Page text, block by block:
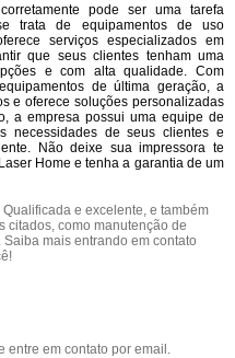
pode ser uma tarefa
trata de equipamentos de uso
serviços especializados em
que seus clientes tenham uma
e com alta qualidade. Com
de última geração, a
e oferece soluções personalizadas
a empresa possui uma equipe de
necessidades de seus clientes e
Não deixe sua impressora te
Home e tenha a garantia de um
e excelente, e também
citados, como manutenção de
mais entrando em contato
entre em contato por email.